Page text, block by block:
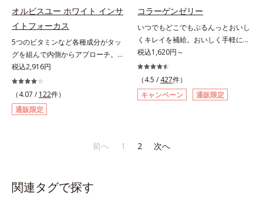
含むローズマリーなど古来より伝わ
る6種の植物エキスをぎゅっと凝縮
したオリジナルブレンドのエキスで
す。＊美凛六草（メイリンロクソ
ウ）エキスとは、メイクイファ、ベ
ニバナ、キンセンカ、ローズマリ
ー、ホップ、キクカ、6種類の植物
エキスの総称です。
オルビスユー ホワイト インサ
イトフォーカス
5つのビタミンなど各種成分がタッ
グを組んで内側からアプローチ。透
明感のある美しさをサポートする成
分を凝縮した美容サプリです。L-シ
スチンや植物エキス、ビタミンCを
はじめとした5つのビタミンによっ
て、多角的にアプローチ。さらに南
ァバ葉エキスもプラスしました。体
の内側から美しさに磨きをかけたい
税込2,916円
（4.07 / 122件）
通販限定
コラーゲンゼリー
いつでもどこでもぷるんっとおいし
くキレイを補給。おいしく手軽にキ
レイをチャージ！ おやつ感覚でハ
リと弾力のある毎日に欠かせない人
気のコラーゲンを補給できる、ステ
ィック型ゼリーです。吸収が早い、
分子の小さなコラーゲンが1袋にた
B6も加えました。コラーゲン特有
税込1,620円～
（4.5 / 427件）
キャンペーン
通販限定
前へ 1 2 次へ
関連タグで探す